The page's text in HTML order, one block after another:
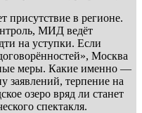
присутствие в регионе.
МИД ведёт
на уступки. Если
Москва
меры. Какие именно —
заявлений, терпение на
озеро вряд ли станет
спектакля.